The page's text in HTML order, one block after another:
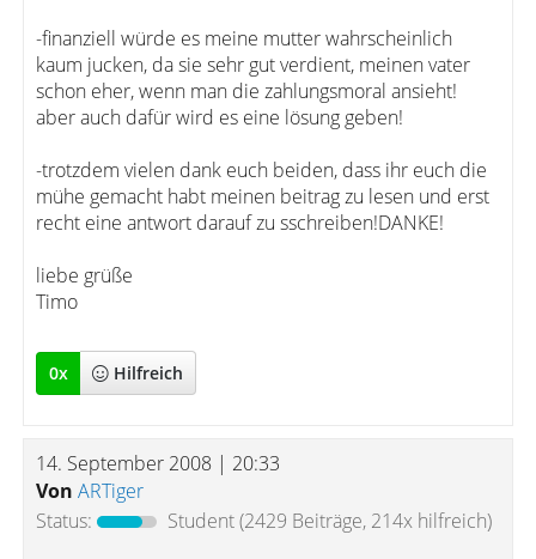
-finanziell würde es meine mutter wahrscheinlich
kaum jucken, da sie sehr gut verdient, meinen vater
schon eher, wenn man die zahlungsmoral ansieht!
aber auch dafür wird es eine lösung geben!
-trotzdem vielen dank euch beiden, dass ihr euch die
mühe gemacht habt meinen beitrag zu lesen und erst
recht eine antwort darauf zu sschreiben!DANKE!
liebe grüße
Timo
0x Hilfreich
14. September 2008 | 20:33
Von ARTiger
Status:
Student(2429 Beiträge, 214x hilfreich)